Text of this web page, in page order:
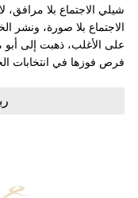
شيلي الاجتماع بلا
الاجتماع بلا صورة،
على الأغلب، ذهبت إلى أبو
فرص فوزها في انتخابات